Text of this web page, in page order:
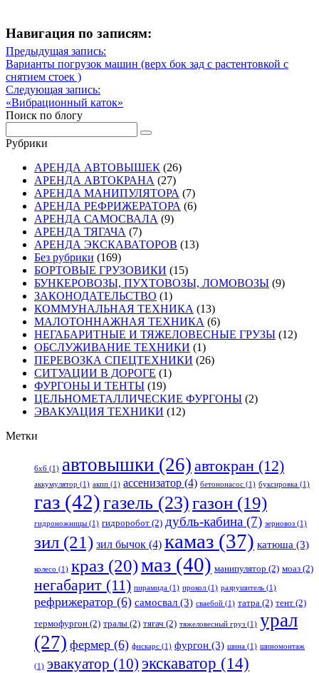
Навигация по записям:
Навигация
по
записям
Предыдущая запись:
Предыдущая
запись
Варианты погрузок машин (верх бок зад с растентовкой с
снятием стоек )
Следующая запись:
Следующая
запись
«Вибрационный каток»
Поиск по блогу
Рубрики
АРЕНДА АВТОВЫШЕК (26)
АРЕНДА АВТОКРАНА (27)
АРЕНДА МАНИПУЛЯТОРА (7)
АРЕНДА РЕФРИЖЕРАТОРА (6)
АРЕНДА САМОСВАЛА (9)
АРЕНДА ТЯГАЧА (7)
АРЕНДА ЭКСКАВАТОРОВ (13)
Без рубрики (169)
БОРТОВЫЕ ГРУЗОВИКИ (15)
БУНКЕРОВОЗЫ, ПУХТОВОЗЫ, ЛОМОВОЗЫ (9)
ЗАКОНОДАТЕЛЬСТВО (1)
КОММУНАЛЬНАЯ ТЕХНИКА (13)
МАЛОТОННАЖНАЯ ТЕХНИКА (6)
НЕГАБАРИТНЫЕ И ТЯЖЕЛОВЕСНЫЕ ГРУЗЫ (12)
ОБСЛУЖИВАНИЕ ТЕХНИКИ (1)
ПЕРЕВОЗКА СПЕЦТЕХНИКИ (26)
СИТУАЦИИ В ДОРОГЕ (1)
ФУРГОНЫ И ТЕНТЫ (19)
ЦЕЛЬНОМЕТАЛЛИЧЕСКИЕ ФУРГОНЫ (2)
ЭВАКУАЦИЯ ТЕХНИКИ (12)
Метки
6x6 (1) автовышки (26) автокран (12)
аккумулятор (1) акпп (1) ассенизатор (4) бетононасос (1) буксировка (1)
газ (42)газель (23)газон (19)
гидроножницы (1) гидроробот (2) дубль-кабина (7) зерновоз (1)
зил (21) зил бычок (4) камаз (37) катюша (3)
колесо (1) краз (20)маз (40) манипулятор (2) моаз (2)
негабарит (11) пирамида (1) прокол (1) разрушитель (1)
рефрижератор (6) самосвал (3) сваебой (1) татра (2) тент (2)
термофургон (2) тралы (2) тягач (2) тяжеловесный груз (1) урал
(27) фермер (6) фискарс (1) фургон (3) шина (1) шиномонтаж
(1) эвакуатор (10) экскаватор (14)